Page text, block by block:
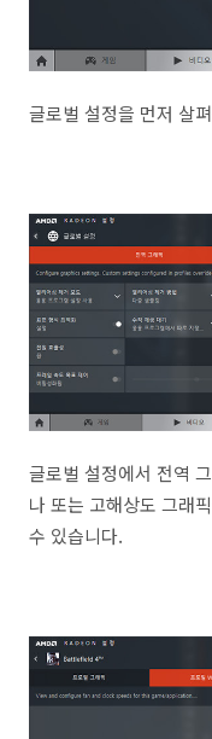
글로벌 설정을 먼저 살
글로벌 설정에서 전역
나 또는 고해상도 그래
수 있습니다.